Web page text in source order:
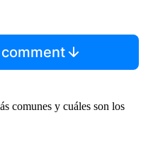
comunes y cuáles son los